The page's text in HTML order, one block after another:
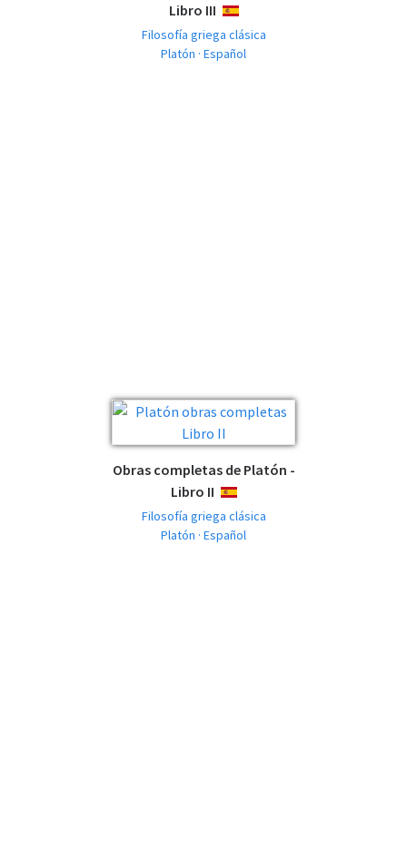
Libro III
ESPAÑOL
Filosofía griega clásica
Platón · Español
Obras completas de Platón -
Libro II
ESPAÑOL
Filosofía griega clásica
Platón · Español